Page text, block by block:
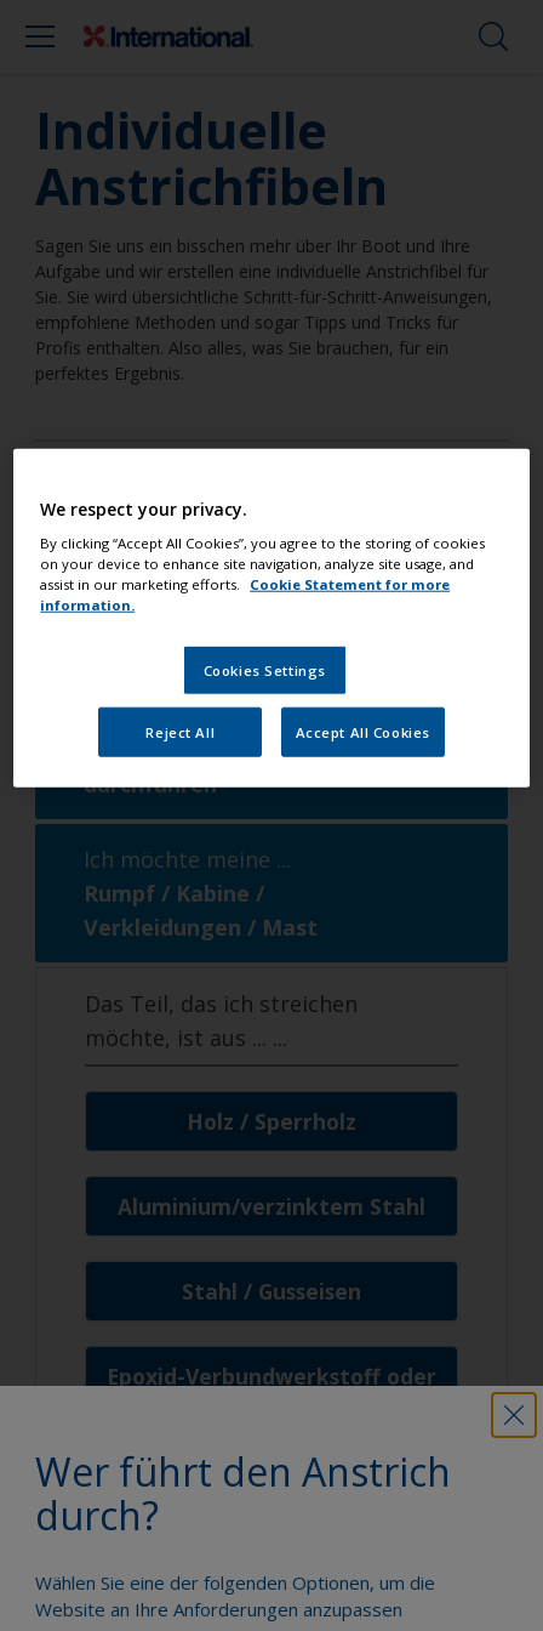
Individuelle
Anstrichfibeln
Sagen Sie uns ein bisschen mehr über Ihr Boot und Ihre
Aufgabe und wir erstellen eine individuelle Anstrichfibel für
Sie. Sie wird übersichtliche Schritt-für-Schritt-Anweisungen,
empfohlene Methoden und sogar Tipps und Tricks für
Profis enthalten. Also alles, was Sie brauchen, für ein
perfektes Ergebnis.
Ich werde auf einer Fläche im
Überwasserbereich arbeiten
Ich-möchte-eine ...
Boot streichen
Ich möchte ...
kleine Oberflächenreparaturen
durchführen
Ich möchte meine ...
Rumpf / Kabine /
Verkleidungen / Mast
Das Teil, das ich streichen
möchte, ist aus ... ...
Holz / Sperrholz
Aluminium/verzinktem Stahl
Stahl / Gusseisen
Epoxid-Verbundwerkstoff oder
GFK
Wer führt den Anstrich
durch?
Wählen Sie eine der folgenden Optionen, um die
Website an Ihre Anforderungen anzupassen
We respect your privacy.
By clicking “Accept All Cookies”, you agree to the storing of cookies
on your device to enhance site navigation, analyze site usage, and
assist in our marketing efforts.
Cookie Statement for more
information.
Cookies Settings
Reject All Accept All Cookies